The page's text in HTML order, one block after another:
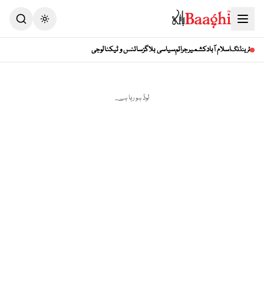
Toggle theme
ٹرینڈنگاسلام آبادکشمیرجرائمسیاسی بلاگزسائنس و ٹیکنالوجی
لوڈ ہو رہا ہے...